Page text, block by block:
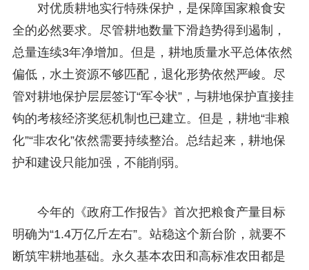
对优质耕地实行特殊保护，是保障国家粮食安
全的必然要求。尽管耕地数量下滑趋势得到遏制，
总量连续3年净增加。但是，耕地质量水平总体依然
偏低，水土资源不够匹配，退化形势依然严峻。尽
管对耕地保护层层签订“军令状”，与耕地保护直接挂
钩的考核经济奖惩机制也已建立。但是，耕地“非粮
化”“非农化”依然需要持续整治。总结起来，耕地保
护和建设只能加强，不能削弱。
今年的《政府工作报告》首次把粮食产量目标
明确为“1.4万亿斤左右”。站稳这个新台阶，就要不
断筑牢耕地基础。永久基本农田和高标准农田都是